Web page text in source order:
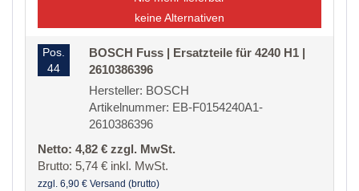
keine Alternativen
Pos.
44
BOSCH Fuss | Ersatzteile für 4240 H1 |
2610386396
Hersteller: BOSCH
Artikelnummer: EB-F0154240A1-
2610386396
Netto: 4,82 € zzgl. MwSt.
Brutto: 5,74 € inkl. MwSt.
zzgl. 6,90 € Versand (brutto)